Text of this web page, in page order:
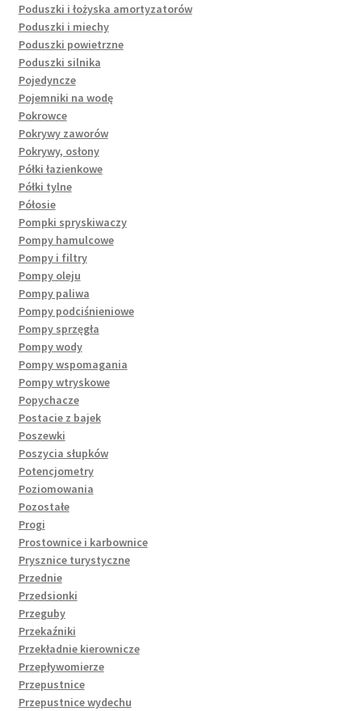
Poduszki i łożyska amortyzatorów
Poduszki i miechy
Poduszki powietrzne
Poduszki silnika
Pojedyncze
Pojemniki na wodę
Pokrowce
Pokrywy zaworów
Pokrywy, osłony
Półki łazienkowe
Półki tylne
Półosie
Pompki spryskiwaczy
Pompy hamulcowe
Pompy i filtry
Pompy oleju
Pompy paliwa
Pompy podciśnieniowe
Pompy sprzęgła
Pompy wody
Pompy wspomagania
Pompy wtryskowe
Popychacze
Postacie z bajek
Poszewki
Poszycia słupków
Potencjometry
Poziomowania
Pozostałe
Progi
Prostownice i karbownice
Prysznice turystyczne
Przednie
Przedsionki
Przeguby
Przekaźniki
Przekładnie kierownicze
Przepływomierze
Przepustnice
Przepustnice wydechu